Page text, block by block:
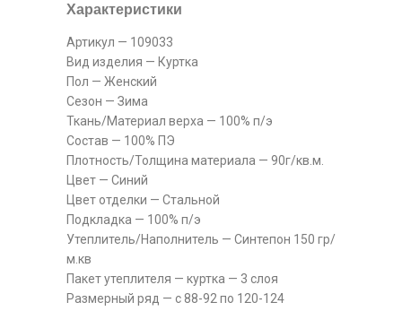
Характеристики
Артикул — 109033
Вид изделия — Куртка
Пол — Женский
Сезон — Зима
Ткань/Материал верха — 100% п/э
Состав — 100% ПЭ
Плотность/Толщина материала — 90г/кв.м.
Цвет — Синий
Цвет отделки — Стальной
Подкладка — 100% п/э
Утеплитель/Наполнитель — Синтепон 150 гр/
м.кв
Пакет утеплителя — куртка — 3 слоя
Размерный ряд — с 88-92 по 120-124